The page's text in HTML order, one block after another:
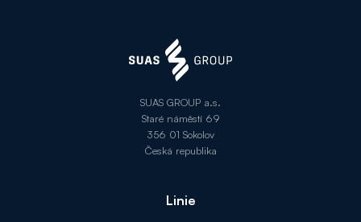
SUAS GROUP a.s.
Staré náměstí 69
356 01 Sokolov
Česká republika
Linie